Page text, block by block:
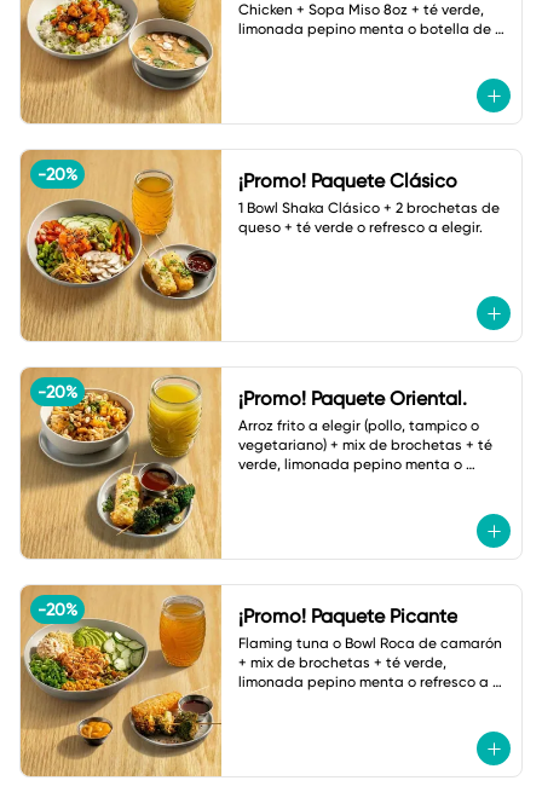
Chicken + Sopa Miso 8oz + té verde,
limonada pepino menta o botella de
-20% ¡Promo! Paquete Clásico
1 Bowl Shaka Clásico + 2 brochetas de
queso + té verde o refresco a elegir.
-20% ¡Promo! Paquete Oriental.
Arroz frito a elegir (pollo, tampico o
vegetariano) + mix de brochetas + té
verde, limonada pepino menta o
-20% ¡Promo! Paquete Picante
Flaming tuna o Bowl Roca de camarón
+ mix de brochetas + té verde,
limonada pepino menta o refresco a